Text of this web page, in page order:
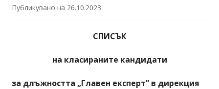
Публикувано на 26.10.2023
СПИСЪК
на класираните кандидати
за длъжността „Главен експерт” в дирекция